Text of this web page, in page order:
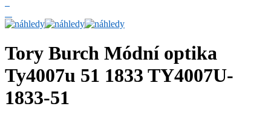
Tory Burch Módní optika
Ty4007u 51 1833 TY4007U-
1833-51